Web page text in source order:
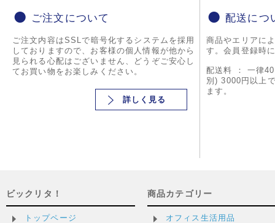
ご注文について
ご注文内容はSSLで暗号化するシステムを採用
しておりますので、お客様の個人情報が他から
見られる心配はございません、どうぞご安心し
てお買い物をお楽しみください。
詳しく見る
配送につ
商品やエリアに
す。会員登録時
配送料 ： 一律
別) 3000円以上
ます。
ビックリタ！
トップページ
商品カテゴリー
オフィス生活用品